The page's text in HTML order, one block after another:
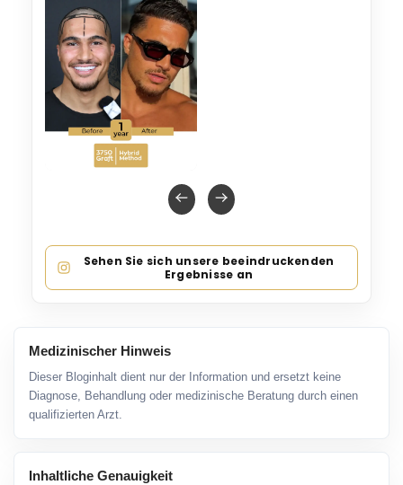
Sehen Sie sich unsere beeindruckenden
Ergebnisse an
Medizinischer Hinweis
Dieser Bloginhalt dient nur der Information und ersetzt keine
Diagnose, Behandlung oder medizinische Beratung durch einen
qualifizierten Arzt.
Inhaltliche Genauigkeit